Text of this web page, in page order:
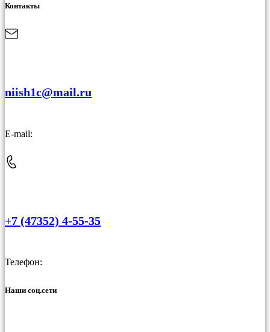
Контакты
niish1c@mail.ru
E-mail:
+7 (47352) 4-55-35
Телефон:
Наши соц.сети